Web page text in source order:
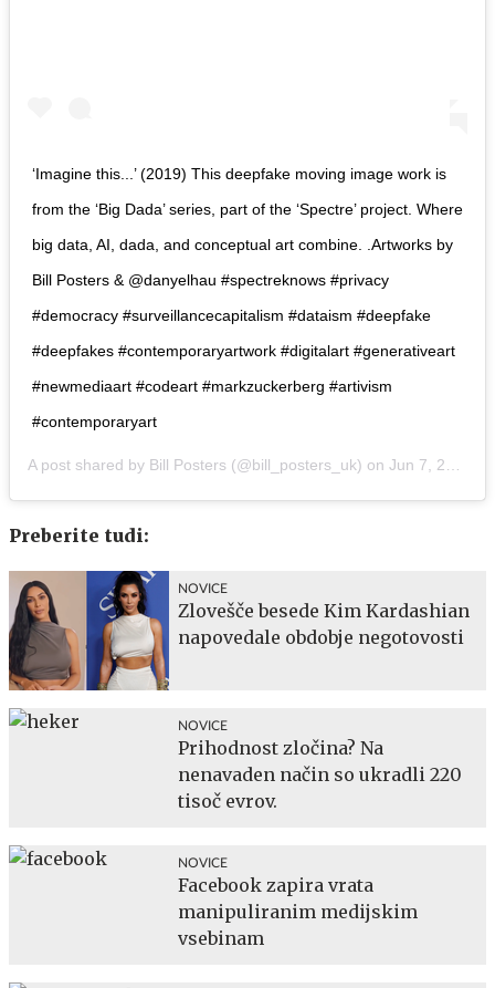
‘Imagine this...’ (2019) This deepfake moving image work is
from the ‘Big Dada’ series, part of the ‘Spectre’ project. Where
big data, AI, dada, and conceptual art combine. .Artworks by
Bill Posters & @danyelhau #spectreknows #privacy
#democracy #surveillancecapitalism #dataism #deepfake
#deepfakes #contemporaryartwork #digitalart #generativeart
#newmediaart #codeart #markzuckerberg #artivism
#contemporaryart
A post shared by Bill Posters (@bill_posters_uk) on Jun 7, 2019 at 7:15am PDT
Preberite tudi:
NOVICE
Zlovešče besede Kim Kardashian
napovedale obdobje negotovosti
NOVICE
Prihodnost zločina? Na
nenavaden način so ukradli 220
tisoč evrov.
NOVICE
Facebook zapira vrata
manipuliranim medijskim
vsebinam